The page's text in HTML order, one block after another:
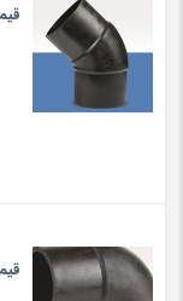
قیمت
قیمت